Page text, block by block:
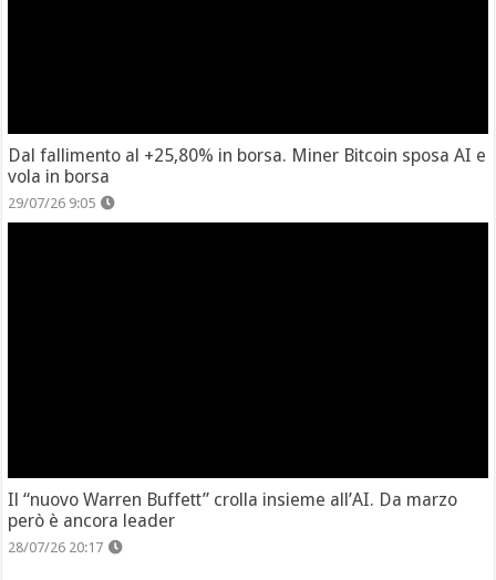
Dal fallimento al +25,80% in borsa. Miner Bitcoin sposa AI e
vola in borsa
29/07/26 9:05
Il “nuovo Warren Buffett” crolla insieme all’AI. Da marzo
però è ancora leader
28/07/26 20:17